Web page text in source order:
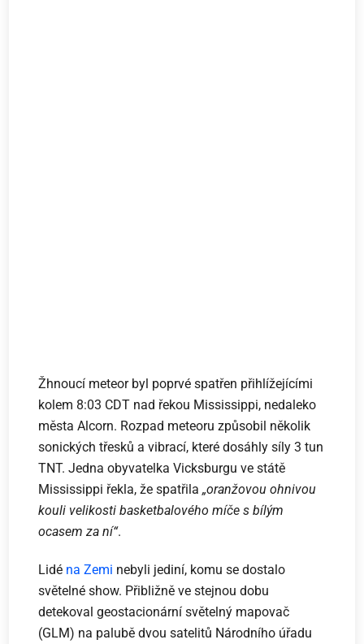
Žhnoucí meteor byl poprvé spatřen přihlížejícími
kolem 8:03 CDT nad řekou Mississippi, nedaleko
města Alcorn. Rozpad meteoru způsobil několik
sonických třesků a vibrací, které dosáhly síly 3 tun
TNT. Jedna obyvatelka Vicksburgu ve státě
Mississippi řekla, že spatřila„oranžovou ohnivou
kouli velikosti basketbalového míče s bílým
ocasem za ní“.
Lidé na Zemi nebyli jediní, komu se dostalo
světelné show. Přibližně ve stejnou dobu
detekoval geostacionární světelný mapovač
(GLM) na palubě dvou satelitů Národního úřadu